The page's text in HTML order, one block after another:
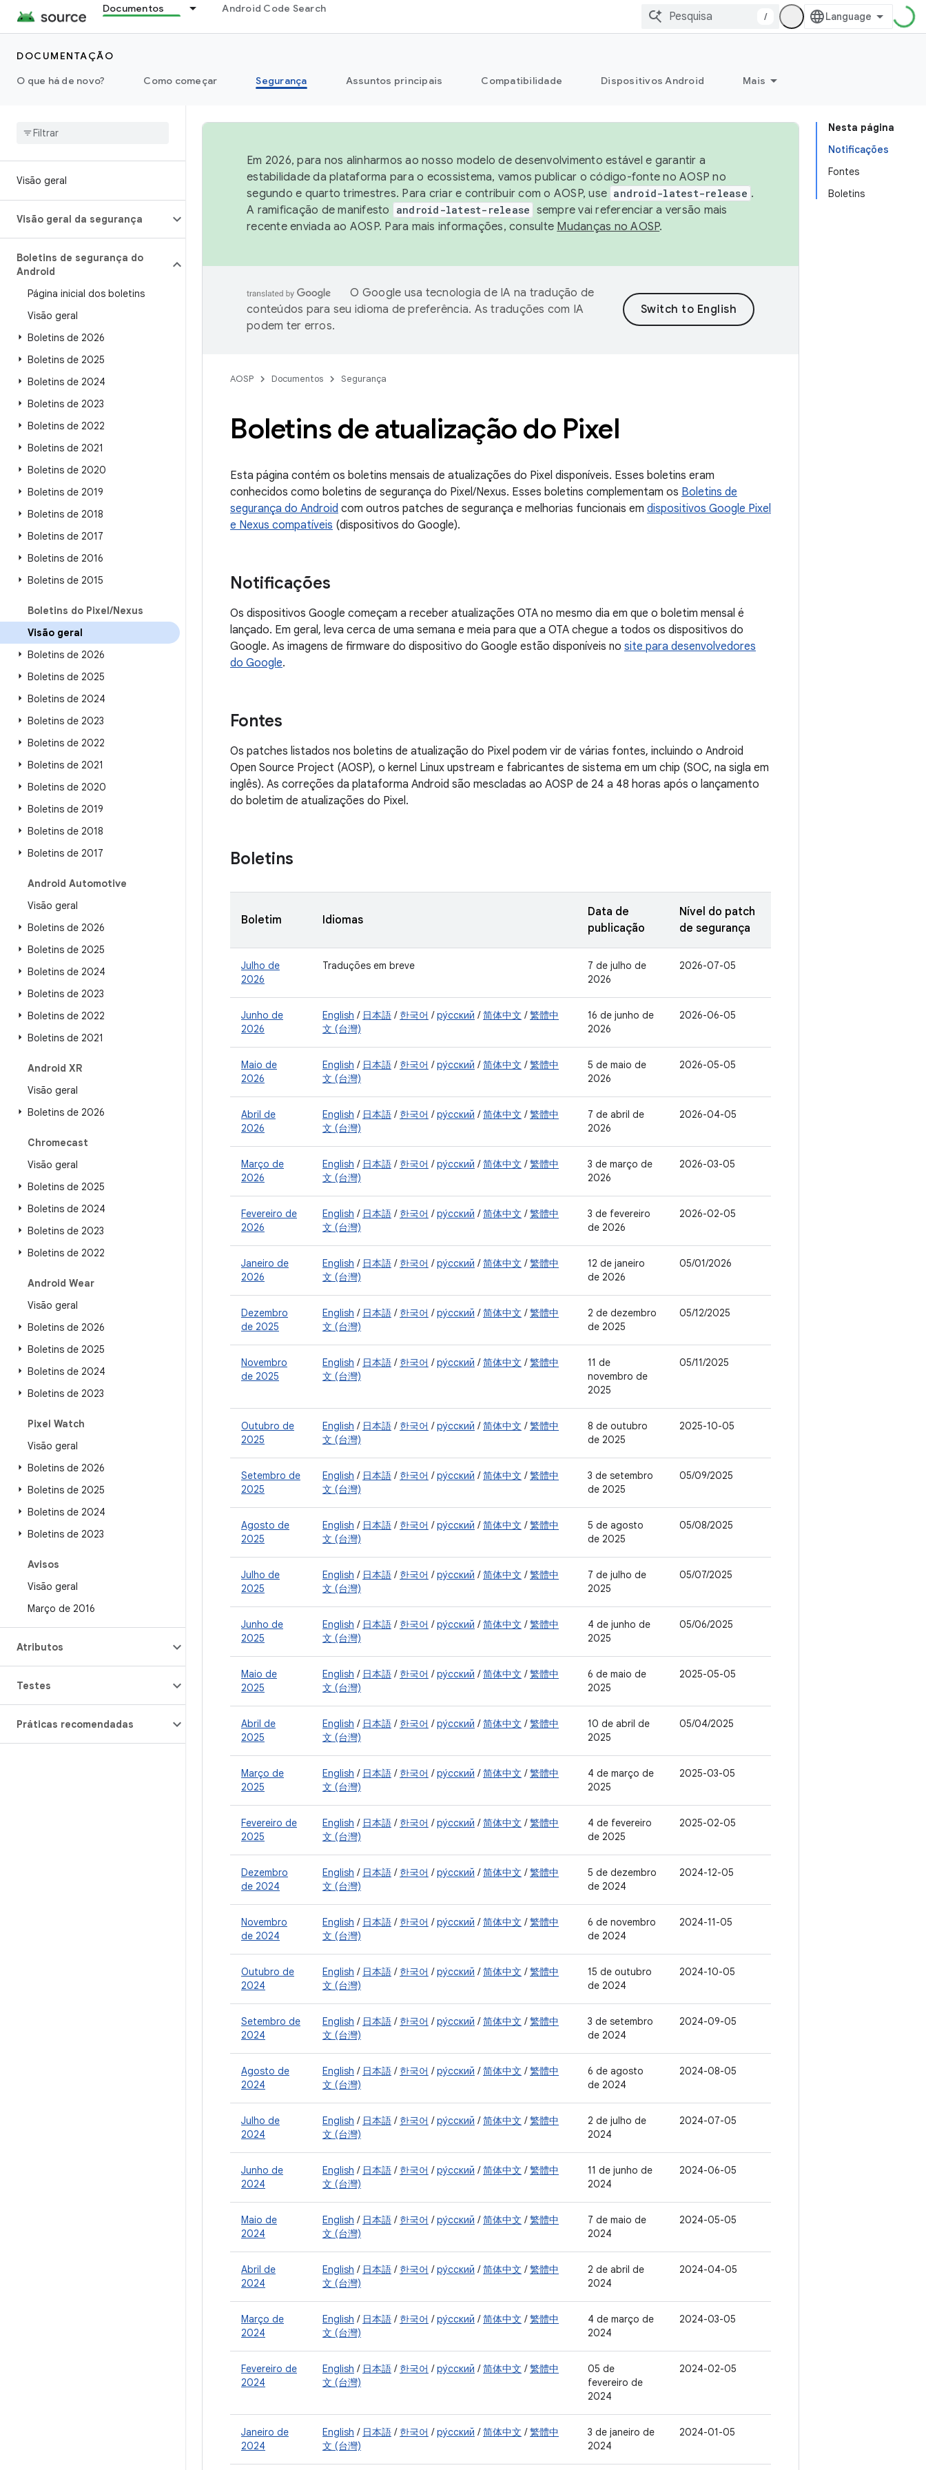
Documentos Android Code Search
/
DOCUMENTAÇÃO
O que há de novo?
Como começar Segurança Assuntos principais Compatibilidade Dispositivos Android Mais
Visão geral
Visão geral da segurança
Boletins de segurança do
Android
Página inicial dos boletins
Visão geral
Boletins de 2026
Boletins de 2025
Boletins de 2024
Boletins de 2023
Boletins de 2022
Boletins de 2021
Boletins de 2020
Boletins de 2019
Boletins de 2018
Boletins de 2017
Boletins de 2016
Boletins de 2015
Boletins do Pixel/Nexus
Visão geral
Boletins de 2026
Boletins de 2025
Boletins de 2024
Boletins de 2023
Boletins de 2022
Boletins de 2021
Boletins de 2020
Boletins de 2019
Boletins de 2018
Boletins de 2017
Android Automotive
Visão geral
Boletins de 2026
Boletins de 2025
Boletins de 2024
Boletins de 2023
Boletins de 2022
Boletins de 2021
Android XR
Visão geral
Boletins de 2026
Chromecast
Visão geral
Boletins de 2025
Boletins de 2024
Boletins de 2023
Boletins de 2022
Android Wear
Visão geral
Boletins de 2026
Boletins de 2025
Boletins de 2024
Boletins de 2023
Pixel Watch
Visão geral
Boletins de 2026
Boletins de 2025
Boletins de 2024
Boletins de 2023
Avisos
Visão geral
Março de 2016
Atributos
Testes
Práticas recomendadas
Nesta página
Notificações
Fontes
Boletins
Em 2026, para nos alinharmos ao nosso modelo de desenvolvimento estável e garantir a
estabilidade da plataforma para o ecossistema, vamos publicar o código-fonte no AOSP no
segundo e quarto trimestres. Para criar e contribuir com o AOSP, use android-latest-release .
A ramificação de manifesto
android-latest-release sempre vai referenciar a versão mais
recente enviada ao AOSP. Para mais informações, consulte Mudanças no AOSP.
O Google usa tecnologia de IA na tradução de
conteúdos para seu idioma de preferência. As traduções com IA
podem ter erros.
AOSP Documentos Segurança
Boletins de atualização do Pixel
Esta página contém os boletins mensais de atualizações do Pixel disponíveis. Esses boletins eram
conhecidos como boletins de segurança do Pixel/Nexus. Esses boletins complementam os Boletins de
segurança do Android com outros patches de segurança e melhorias funcionais em dispositivos Google Pixel
e Nexus compatíveis (dispositivos do Google).
Notificações
Os dispositivos Google começam a receber atualizações OTA no mesmo dia em que o boletim mensal é
lançado. Em geral, leva cerca de uma semana e meia para que a OTA chegue a todos os dispositivos do
Google. As imagens de firmware do dispositivo do Google estão disponíveis no site para desenvolvedores
do Google.
Fontes
Os patches listados nos boletins de atualização do Pixel podem vir de várias fontes, incluindo o Android
Open Source Project (AOSP), o kernel Linux upstream e fabricantes de sistema em um chip (SOC, na sigla em
inglês). As correções da plataforma Android são mescladas ao AOSP de 24 a 48 horas após o lançamento
do boletim de atualizações do Pixel.
Boletins
Boletim Idiomas
Data de
publicação
Nível do patch
de segurança
Julho de
2026
Traduções em breve
7 de julho de
2026
2026-07-05
Junho de
2026
English / 日本語 / 한국어 /ру́сский /简体中文 /繁體中
文 (台灣)
16 de junho de
2026
2026-06-05
Maio de
2026
English / 日本語 / 한국어 /ру́сский /简体中文 /繁體中
文 (台灣)
5 de maio de
2026
2026-05-05
Abril de
2026
English / 日本語 / 한국어 /ру́сский /简体中文 /繁體中
文 (台灣)
7 de abril de
2026
2026-04-05
Março de
2026
English / 日本語 / 한국어 /ру́сский /简体中文 /繁體中
文 (台灣)
3 de março de
2026
2026-03-05
Fevereiro de
2026
English / 日本語 / 한국어 /ру́сский /简体中文 /繁體中
文 (台灣)
3 de fevereiro
de 2026
2026-02-05
Janeiro de
2026
English / 日本語 / 한국어 /ру́сский /简体中文 /繁體中
文 (台灣)
12 de janeiro
de 2026
05/01/2026
Dezembro
de 2025
English / 日本語 / 한국어 /ру́сский /简体中文 /繁體中
文 (台灣)
2 de dezembro
de 2025
05/12/2025
Novembro
de 2025
English / 日本語 / 한국어 /ру́сский /简体中文 /繁體中
文 (台灣)
11 de
novembro de
2025
05/11/2025
Outubro de
2025
English / 日本語 / 한국어 /ру́сский /简体中文 /繁體中
文 (台灣)
8 de outubro
de 2025
2025-10-05
Setembro de
2025
English / 日本語 / 한국어 /ру́сский /简体中文 /繁體中
文 (台灣)
3 de setembro
de 2025
05/09/2025
Agosto de
2025
English / 日本語 / 한국어 /ру́сский /简体中文 /繁體中
文 (台灣)
5 de agosto
de 2025
05/08/2025
Julho de
2025
English / 日本語 / 한국어 /ру́сский /简体中文 /繁體中
文 (台灣)
7 de julho de
2025
05/07/2025
Junho de
2025
English / 日本語 / 한국어 /ру́сский /简体中文 /繁體中
文 (台灣)
4 de junho de
2025
05/06/2025
Maio de
2025
English / 日本語 / 한국어 /ру́сский /简体中文 /繁體中
文 (台灣)
6 de maio de
2025
2025-05-05
Abril de
2025
English / 日本語 / 한국어 /ру́сский /简体中文 /繁體中
文 (台灣)
10 de abril de
2025
05/04/2025
Março de
2025
English / 日本語 / 한국어 /ру́сский /简体中文 /繁體中
文 (台灣)
4 de março de
2025
2025-03-05
Fevereiro de
2025
English / 日本語 / 한국어 /ру́сский /简体中文 /繁體中
文 (台灣)
4 de fevereiro
de 2025
2025-02-05
Dezembro
de 2024
English / 日本語 / 한국어 /ру́сский /简体中文 /繁體中
文 (台灣)
5 de dezembro
de 2024
2024-12-05
Novembro
de 2024
English / 日本語 / 한국어 /ру́сский /简体中文 /繁體中
文 (台灣)
6 de novembro
de 2024
2024-11-05
Outubro de
2024
English / 日本語 / 한국어 /ру́сский /简体中文 /繁體中
文 (台灣)
15 de outubro
de 2024
2024-10-05
Setembro de
2024
English / 日本語 / 한국어 /ру́сский /简体中文 /繁體中
文 (台灣)
3 de setembro
de 2024
2024-09-05
Agosto de
2024
English / 日本語 / 한국어 /ру́сский /简体中文 /繁體中
文 (台灣)
6 de agosto
de 2024
2024-08-05
Julho de
2024
English / 日本語 / 한국어 /ру́сский /简体中文 /繁體中
文 (台灣)
2 de julho de
2024
2024-07-05
Junho de
2024
English / 日本語 / 한국어 /ру́сский /简体中文 /繁體中
文 (台灣)
11 de junho de
2024
2024-06-05
Maio de
2024
English / 日本語 / 한국어 /ру́сский /简体中文 /繁體中
文 (台灣)
7 de maio de
2024
2024-05-05
Abril de
2024
English / 日本語 / 한국어 /ру́сский /简体中文 /繁體中
文 (台灣)
2 de abril de
2024
2024-04-05
Março de
2024
English / 日本語 / 한국어 /ру́сский /简体中文 /繁體中
文 (台灣)
4 de março de
2024
2024-03-05
Fevereiro de
2024
English / 日本語 / 한국어 /ру́сский /简体中文 /繁體中
文 (台灣)
05 de
fevereiro de
2024
2024-02-05
Janeiro de
2024
English / 日本語 / 한국어 /ру́сский /简体中文 /繁體中
文 (台灣)
3 de janeiro de
2024
2024-01-05